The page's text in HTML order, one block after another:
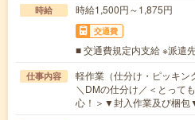
時給 時給1,500円～1,875円
交通費
■ 交通費規定内支給 ※派遣
仕事内容
軽作業（仕分け・ピッキン
＼DMの仕分け／＜とって
心！＞▼封入作業及び梱